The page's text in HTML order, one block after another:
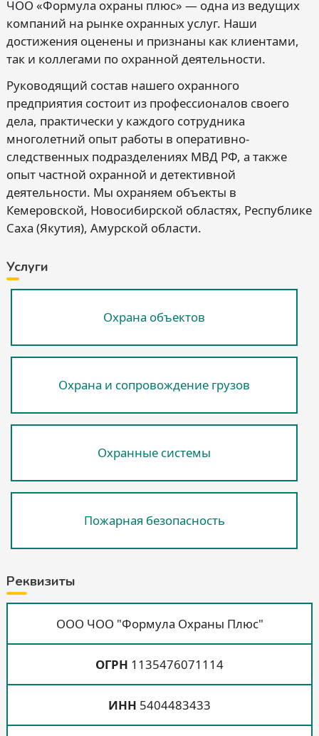
ЧОО «Формула охраны плюс» — одна из ведущих
компаний на рынке охранных услуг. Наши
достижения оценены и признаны как клиентами,
так и коллегами по охранной деятельности.
Руководящий состав нашего охранного
предприятия состоит из профессионалов своего
дела, практически у каждого сотрудника
многолетний опыт работы в оперативно-
следственных подразделениях МВД РФ, а также
опыт частной охранной и детективной
деятельности. Мы охраняем объекты в
Кемеровской, Новосибирской областях, Республике
Саха (Якутия), Амурской области.
Услуги
Охрана объектов
Охрана и сопровождение грузов
Охранные системы
Пожарная безопасность
Реквизиты
ООО ЧОО "Формула Охраны Плюс"
ОГРН 1135476071114
ИНН 5404483433